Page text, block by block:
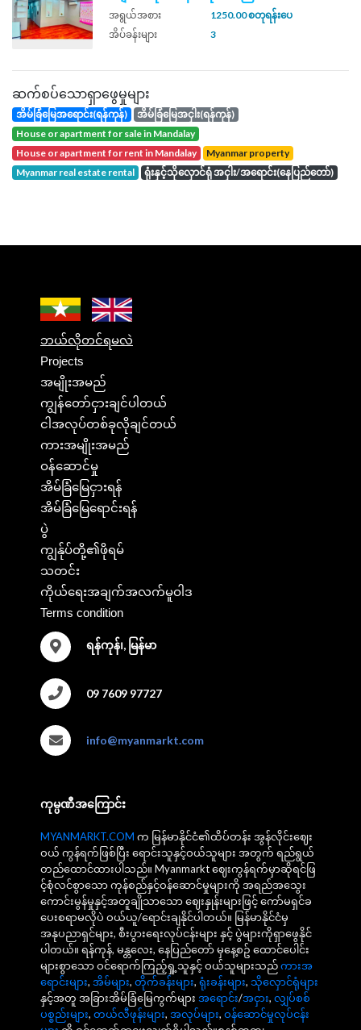
အရွယ်အစား
1250.00 စတုရန်းပေ
အိပ်ခန်းများ
3
ဆက်စပ်သောရှာဖွေမှုများ
အိမ်ခြံမြေအရောင်း(ရန်ကုန်)
အိမ်ခြံမြေအငှါး(ရန်ကုန်)
house or apartment for sale in Mandalay
house or apartment for rent in Mandalay
Myanmar property
Myanmar real estate rental
ရုံးနှင့်သိုလှောင်ရုံ အငှါး/အရောင်း(နေပြည်တော်)
ဘယ်လိုတင်ရမလဲ
Projects
အမျိုးအမည်
ကျွန်တော်ငှားချင်ပါတယ်
ငါအလုပ်တစ်ခုလိုချင်တယ်
ကားအမျိုးအမည်
ဝန်ဆောင်မှု
အိမ်ခြံမြေငှားရန်
အိမ်ခြံမြေရောင်းရန်
ပွဲ
ကျွန်ုပ်တို့၏ဖိုရမ်
သတင်း
ကိုယ်ရေးအချက်အလက်မူဝါဒ
Terms condition
ရန်ကုန်၊, မြန်မာ
09 7609 97727
info@myanmarkt.com
ကုမ္ပဏီအကြောင်း
MYANMARKT.COM က မြန်မာနိုင်ငံ၏ထိပ်တန်း အွန်လိုင်းဈေး
ဝယ် ကွန်ရက်ဖြစ်ပြီး ရောင်းသူနှင့်ဝယ်သူများ အတွက် ရည်ရွယ်
တည်ထောင်ထားပါသည်။ Myanmarkt ဈေးကွန်ရက်မှာဆိုရင်ဖြ
င့်စုံလင်စွာသော ကုန်စည်နှင့်ဝန်ဆောင်မှုများကို အရည်အသွေး
ကောင်းမွန်မှုနှင့်အတူချိုသာသော ဈေးနှုန်းများဖြင့် ကော်မရှင်ခ
ပေးစရာမလိုပဲ ဝယ်ယူ/ရောင်းချနိုင်ပါတယ်။ မြန်မာနိုင်ငံမှ
အနုပညာရှင်များ, စီးပွားရေးလုပ်ငန်းများ နှင့် ပွဲများကိုရှာဖွေနိုင်
ပါတယ်။ ရန်ကုန်, မန္တလေး, နေပြည်တော် မှနေ့စဥ် ထောင်ပေါင်း
များစွာသော ဝင်ရောက်ကြည့်ရှု့သူနှင့် ဝယ်သူများသည်ကားအ
ရောင်းများ, အိမ်များ, တိုက်ခန်းများ, ရုံးခန်းများ, သိုလှောင်ရုံများ
နှင့်အတူ အခြားအိမ်ခြံမြေကွက်များ အရောင်း/အငှား, လျှပ်စစ်
ပစ္စည်းများ, တယ်လီဖုန်းများ, အလုပ်များ, ဝန်ဆောင်မှုလုပ်ငန်း